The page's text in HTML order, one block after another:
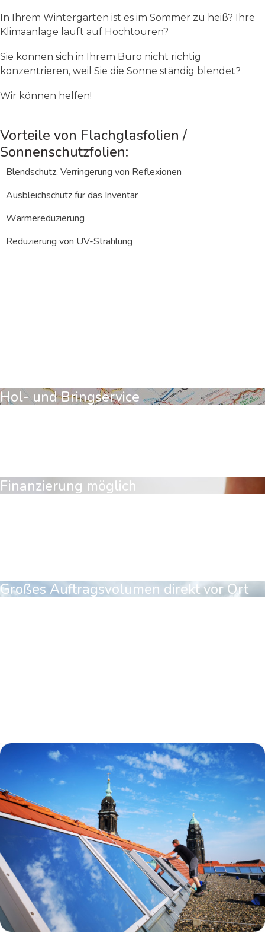
In Ihrem Wintergarten ist es im Sommer zu heiß? Ihre
Klimaanlage läuft auf Hochtouren?
Sie können sich in Ihrem Büro nicht richtig
konzentrieren, weil Sie die Sonne ständig blendet?
Wir können helfen!
Vorteile von Flachglasfolien /
Sonnenschutzfolien:
Blendschutz, Verringerung von Reflexionen
Ausbleichschutz für das Inventar
Wärmereduzierung
Reduzierung von UV-Strahlung
Hol- und Bringservice
Finanzierung möglich
Großes Auftragsvolumen direkt vor Ort